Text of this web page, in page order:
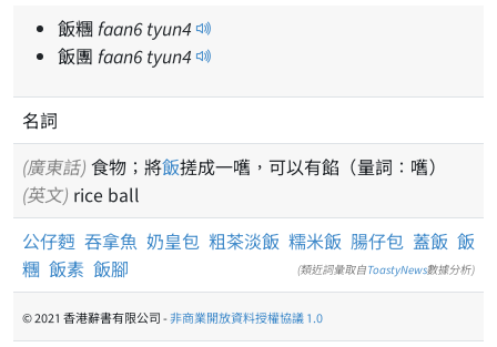
飯糰faan6tyun4
飯團 faan6tyun4
名詞
(廣東話) 食物；將飯搓成一嚿，可以有餡（量詞：嚿）
(英文) rice ball
公仔麪 吞拿魚 奶皇包 粗茶淡飯 糯米飯 腸仔包 蓋飯 飯
糰 飯素 飯腳 (類近詞彙取自ToastyNews數據分析)
© 2021 香港辭書有限公司 -非商業開放資料授權協議 1.0